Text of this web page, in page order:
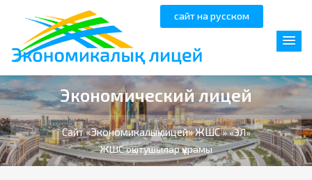
сайт на русском
Экономический лицей
Сайт «Экономикалық лицей» ЖШС» «ЭЛ»
ЖШС оқытушылар құрамы